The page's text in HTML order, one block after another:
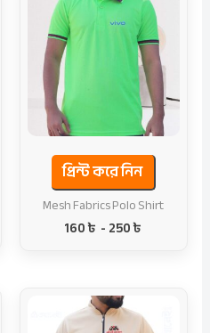
প্রিন্ট করে নিন
Mesh Fabrics Polo Shirt
160৳ -250৳